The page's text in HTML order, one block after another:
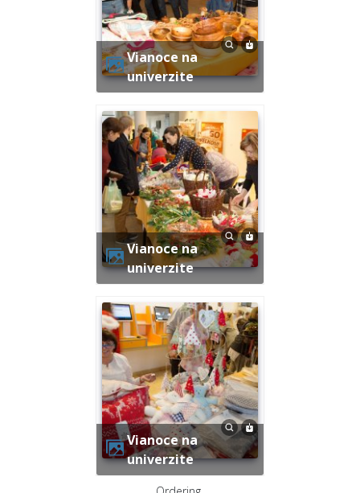
Vianoce na
univerzite
Vianoce na
univerzite
Vianoce na
univerzite